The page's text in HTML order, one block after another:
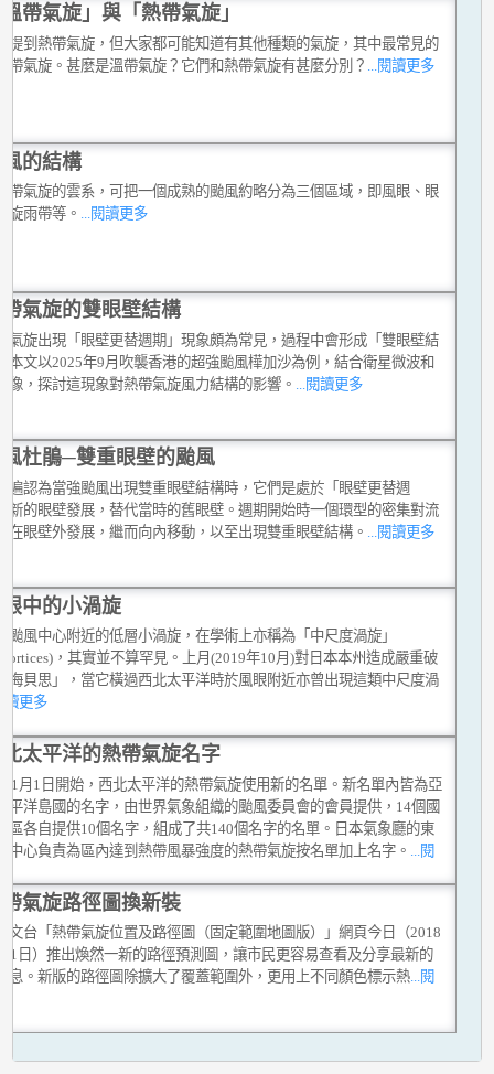
帶氣旋」與「熱帶氣旋」
提到熱帶氣旋，但大家都可能知道有其他種類的氣旋，其中最常見的
帶氣旋。甚麼是溫帶氣旋？它們和熱帶氣旋有甚麼分別？
...閱讀更多
的結構
帶氣旋的雲系，可把一個成熟的颱風約略分為三個區域，即風眼、眼
旋雨帶等。 ...閱讀更多
氣旋的雙眼壁結構
氣旋出現「眼壁更替週期」現象頗為常見，過程中會形成「雙眼壁結
本文以2025年9月吹襲香港的超強颱風樺加沙為例，結合衛星微波和
像，探討這現象對熱帶氣旋風力結構的影響。
...閱讀更多
杜鵑─雙重眼壁的颱風
遍認為當強颱風出現雙重眼壁結構時，它們是處於「眼壁更替週
新的眼壁發展，替代當時的舊眼壁。週期開始時一個環型的密集對流
在眼壁外發展，繼而向內移動，以至出現雙重眼壁結構。 ...閱讀更多
中的小渦旋
颱風中心附近的低層小渦旋，在學術上亦稱為「中尺度渦旋」
，其實並不算罕見。上月(2019年10月)對日本本州造成嚴重破
海貝思」，當它橫過西北太平洋時於風眼附近亦曾出現這類中尺度渦
讀更多
太平洋的熱帶氣旋名字
1月1日開始，西北太平洋的熱帶氣旋使用新的名單。新名單內皆為亞
平洋島國的名字，由世界氣象組織的颱風委員會的會員提供，14個國
區各自提供10個名字，組成了共140個名字的名單。日本氣象廳的東
中心負責為區內達到熱帶風暴強度的熱帶氣旋按名單加上名字。
...閱
氣旋路徑圖換新裝
文台「熱帶氣旋位置及路徑圖（固定範圍地圖版）」網頁今日（2018
日）推出煥然一新的路徑預測圖，讓市民更容易查看及分享最新的
息。新版的路徑圖除擴大了覆蓋範圍外，更用上不同顏色標示熱...閱